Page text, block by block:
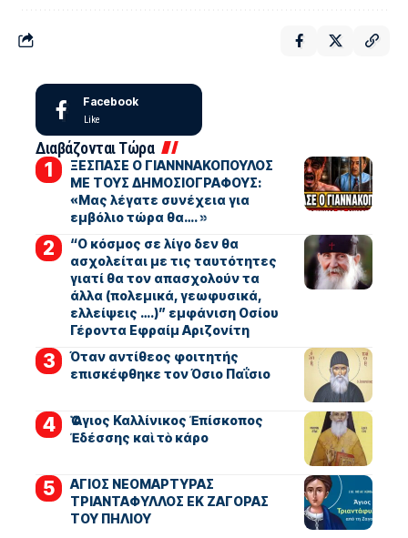
Facebook
Like
Διαβάζονται Τώρα
ΞΕΣΠΑΣΕ Ο ΓΙΑΝΝΝΑΚΟΠΟΥΛΟΣ
ΜΕ ΤΟΥΣ ΔΗΜΟΣΙΟΓΡΑΦΟΥΣ:
«Μας λέγατε συνέχεια για
εμβόλιο τώρα θα…. »
“Ο κόσμος σε λίγο δεν θα
ασχολείται με τις ταυτότητες
γιατί θα τον απασχολούν τα
άλλα (πολεμικά, γεωφυσικά,
ελλείψεις ….)” εμφάνιση Οσίου
Γέροντα Εφραίμ Αριζονίτη
Όταν αντίθεος φοιτητής
επισκέφθηκε τον Όσιο Παΐσιο
Ὁ Ἅγιος Καλλίνικος Ἐπίσκοπος
Ἐδέσσης καὶ τὸ κάρο
ΑΓΙΟΣ ΝΕΟΜΑΡΤΥΡΑΣ
ΤΡΙΑΝΤΑΦΥΛΛΟΣ ΕΚ ΖΑΓΟΡΑΣ
ΤΟΥ ΠΗΛΙΟΥ